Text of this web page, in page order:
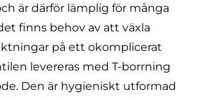
är därför lämplig för många
finns behov av att växla
på ett okomplicerat
levereras med T-borrning
Den är hygieniskt utformad